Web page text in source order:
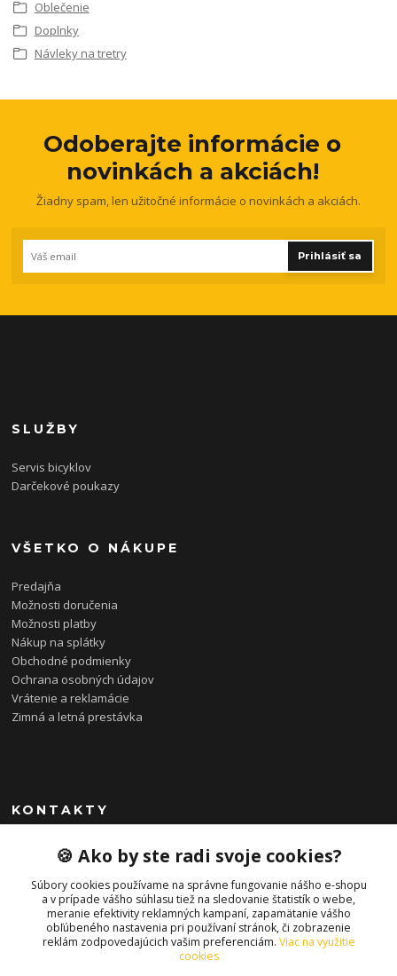
Oblečenie
Doplnky
Návleky na tretry
Odoberajte informácie o
novinkách a akciách!
Žiadny spam, len užitočné informácie o novinkách a akciách.
Prihlásiť sa
SLUŽBY
Servis bicyklov
Darčekové poukazy
VŠETKO O NÁKUPE
Predajňa
Možnosti doručenia
Možnosti platby
Nákup na splátky
Obchodné podmienky
Ochrana osobných údajov
Vrátenie a reklamácie
Zimná a letná prestávka
KONTAKTY
0948 085 857
(Ut-Pia 11-19 hod., So 09-14 hod.)
info@bonkybike.sk
🍪 Ako by ste radi svoje cookies?
Súbory cookies používame na správne fungovanie nášho e-shopu
a v prípade vášho súhlasu tiež na sledovanie štatistík o webe,
meranie efektivity reklamných kampaní, zapamätanie vášho
obľúbeného nastavenia pri používaní stránok, či zobrazenie
reklám zodpovedajúcich vašim preferenciám. Viac na využitie
cookies